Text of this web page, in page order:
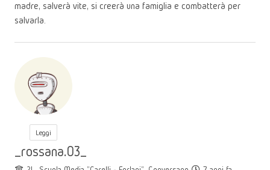
madre, salverà vite, si creerà una famiglia e combatterà per
salvarla.
Leggi
_rossana.03_